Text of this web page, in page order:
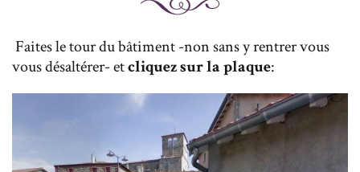
Faites le tour du bâtiment -non sans y rentrer vous
vous désaltérer- etcliquez sur la plaque: